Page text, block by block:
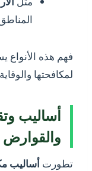
فهم هذه الأنواع
لمكافحتها
أساليب
والقوارض
تطورت أساليب